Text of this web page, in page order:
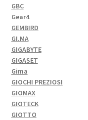
GBC
Gear4
GEMBIRD
GI.MA
GIGABYTE
GIGASET
Gima
GIOCHI PREZIOSI
GIOMAX
GIOTECK
GIOTTO